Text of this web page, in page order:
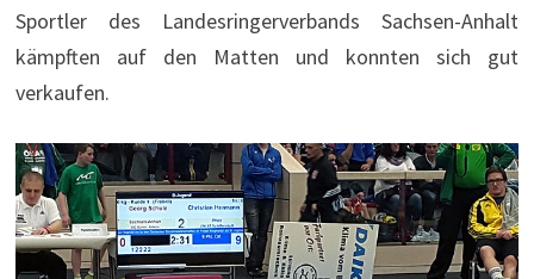
Sportler des Landesringerverbands Sachsen-Anhalt
kämpften auf den Matten und konnten sich gut
verkaufen.